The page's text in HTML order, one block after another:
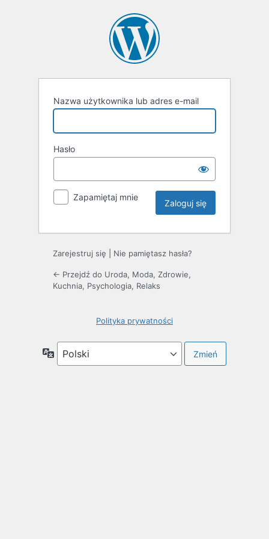
Nazwa użytkownika lub adres e-mail
Hasło
Zapamiętaj mnie
Zarejestruj się Nie pamiętasz hasła?
← Przejdź do Uroda, Moda, Zdrowie,
Kuchnia, Psychologia, Relaks
Polityka prywatności
Język